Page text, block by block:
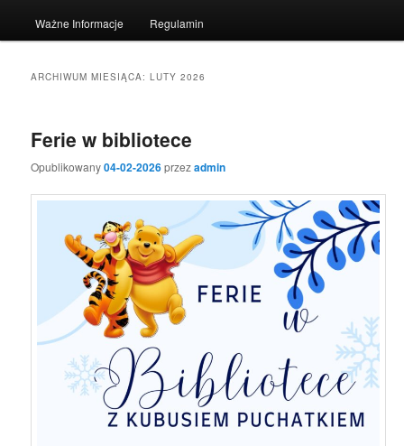
Ważne Informacje Regulamin
ARCHIWUM MIESIĄCA:LUTY 2026
Ferie w bibliotece
Opublikowany04-02-2026przezadmin